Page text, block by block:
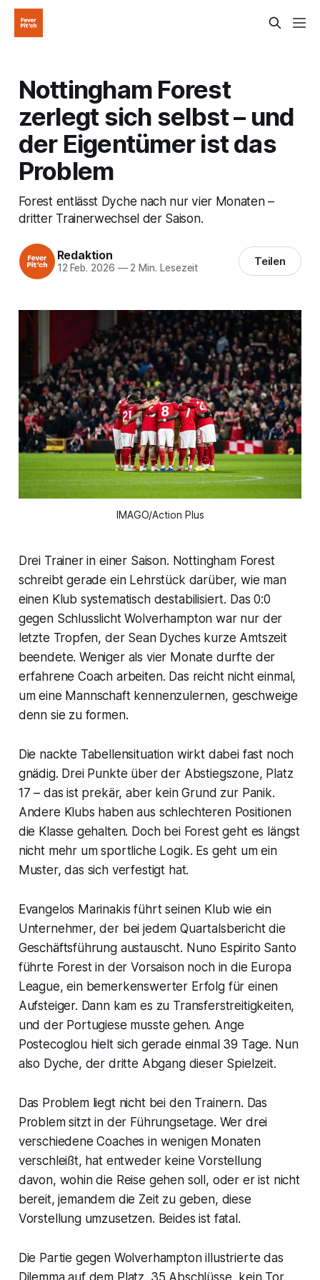
Nottingham Forest
zerlegt sich selbst – und
der Eigentümer ist das
Problem
Forest entlässt Dyche nach nur vier Monaten –
dritter Trainerwechsel der Saison.
Redaktion
12 Feb. 2026 —2 Min. Lesezeit Teilen
IMAGO/Action Plus
Drei Trainer in einer Saison. Nottingham Forest
schreibt gerade ein Lehrstück darüber, wie man
einen Klub systematisch destabilisiert. Das 0:0
gegen Schlusslicht Wolverhampton war nur der
letzte Tropfen, der Sean Dyches kurze Amtszeit
beendete. Weniger als vier Monate durfte der
erfahrene Coach arbeiten. Das reicht nicht einmal,
um eine Mannschaft kennenzulernen, geschweige
denn sie zu formen.
Die nackte Tabellensituation wirkt dabei fast noch
gnädig. Drei Punkte über der Abstiegszone, Platz
17 – das ist prekär, aber kein Grund zur Panik.
Andere Klubs haben aus schlechteren Positionen
die Klasse gehalten. Doch bei Forest geht es längst
nicht mehr um sportliche Logik. Es geht um ein
Muster, das sich verfestigt hat.
Evangelos Marinakis führt seinen Klub wie ein
Unternehmer, der bei jedem Quartalsbericht die
Geschäftsführung austauscht. Nuno Espirito Santo
führte Forest in der Vorsaison noch in die Europa
League, ein bemerkenswerter Erfolg für einen
Aufsteiger. Dann kam es zu Transferstreitigkeiten,
und der Portugiese musste gehen. Ange
Postecoglou hielt sich gerade einmal 39 Tage. Nun
also Dyche, der dritte Abgang dieser Spielzeit.
Das Problem liegt nicht bei den Trainern. Das
Problem sitzt in der Führungsetage. Wer drei
verschiedene Coaches in wenigen Monaten
verschleißt, hat entweder keine Vorstellung
davon, wohin die Reise gehen soll, oder er ist nicht
bereit, jemandem die Zeit zu geben, diese
Vorstellung umzusetzen. Beides ist fatal.
Die Partie gegen Wolverhampton illustrierte das